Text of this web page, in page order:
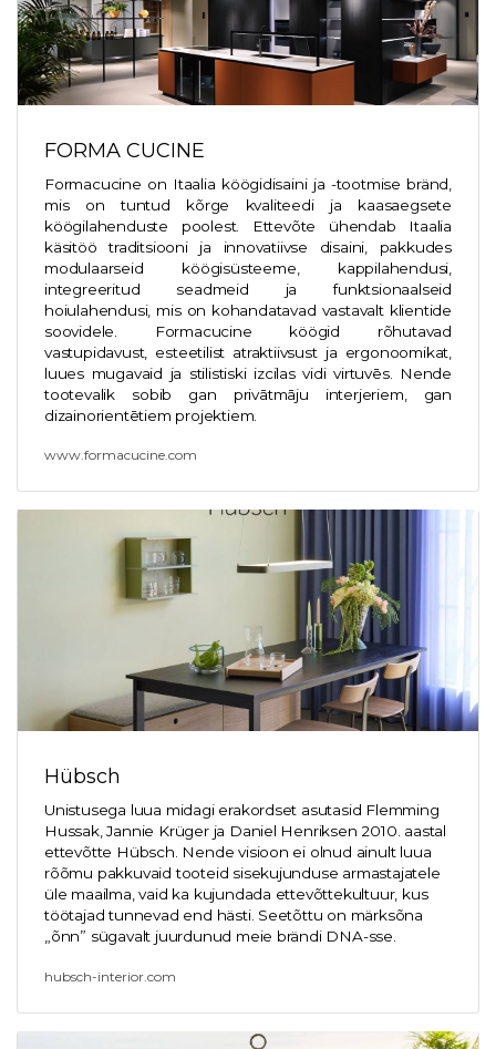
FORMA CUCINE
Formacucine on Itaalia köögidisaini ja -tootmise bränd,
mis on tuntud kõrge kvaliteedi ja kaasaegsete
köögilahenduste poolest. Ettevõte ühendab Itaalia
käsitöö traditsiooni ja innovatiivse disaini, pakkudes
modulaarseid köögisüsteeme, kappilahendusi,
integreeritud seadmeid ja funktsionaalseid
hoiulahendusi, mis on kohandatavad vastavalt klientide
soovidele. Formacucine köögid rõhutavad
vastupidavust, esteetilist atraktiivsust ja ergonoomikat,
luues mugavaid ja stilistiski izcilas vidi virtuvēs. Nende
tootevalik sobib gan privātmāju interjeriem, gan
dizainorientētiem projektiem.
www.formacucine.com
Hübsch
Unistusega luua midagi erakordset asutasid Flemming
Hussak,Jannie Krügerja Daniel Henriksen 2010. aastal
ettevõtte Hübsch. Nende visioon ei olnud ainult luua
rõõmu pakkuvaid tooteid sisekujunduse armastajatele
üle maailma, vaid ka kujundada ettevõttekultuur, kus
töötajad tunnevad end hästi. Seetõttu on märksõna
„õnn” sügavalt juurdunud meie brändi DNA-sse.
hubsch-interior.com